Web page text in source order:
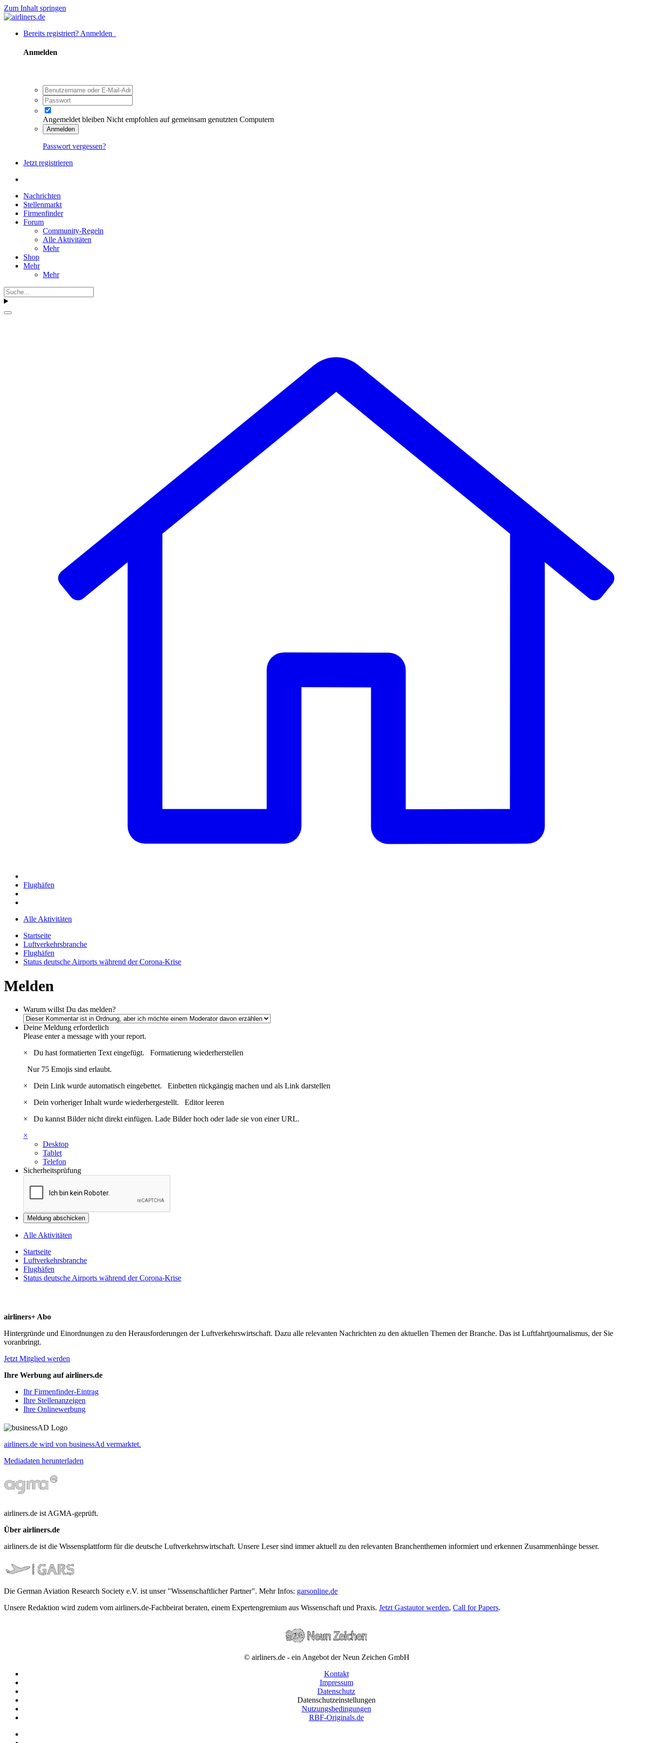
Zum Inhalt springen
Bereits registriert? Anmelden
Anmelden
Angemeldet bleiben Nicht empfohlen auf gemeinsam genutzten Computern
Anmelden
Passwort vergessen?
Jetzt registrieren
Nachrichten
Stellenmarkt
Firmenfinder
Forum
Community-Regeln
Alle Aktivitäten
Mehr
Shop
Mehr
Mehr
Flughäfen
Alle Aktivitäten
Startseite
Luftverkehrsbranche
Flughäfen
Status deutsche Airports während der Corona-Krise
Melden
Warum willst Du das melden?
Deine Meldung erforderlich
Please enter a message with your report.
×
Du hast formatierten Text eingefügt. Formatierung wiederherstellen
Nur 75 Emojis sind erlaubt.
×
Dein Link wurde automatisch eingebettet. Einbetten rückgängig machen und als Link darstellen
×
Dein vorheriger Inhalt wurde wiederhergestellt. Editor leeren
×
Du kannst Bilder nicht direkt einfügen. Lade Bilder hoch oder lade sie von einer URL.
×
Desktop
Tablet
Telefon
Sicherheitsprüfung
Meldung abschicken
Alle Aktivitäten
Startseite
Luftverkehrsbranche
Flughäfen
Status deutsche Airports während der Corona-Krise
airliners+ Abo
Hintergründe und Einordnungen zu den Herausforderungen der Luftverkehrswirtschaft. Dazu alle relevanten Nachrichten zu den aktuellen Themen der Branche. Das ist Luftfahrtjournalismus, der Sie
voranbringt.
Jetzt Mitglied werden
Ihre Werbung auf airliners.de
Ihr Firmenfinder-Eintrag
Ihre Stellenanzeigen
Ihre Onlinewerbung
airliners.de wird von businessAd vermarktet.
Mediadaten herunterladen
airliners.de ist AGMA-geprüft.
Über airliners.de
airliners.de ist die Wissensplattform für die deutsche Luftverkehrswirtschaft. Unsere Leser sind immer aktuell zu den relevanten Branchenthemen informiert und erkennen Zusammenhänge besser.
Die German Aviation Research Society e.V. ist unser "Wissenschaftlicher Partner". Mehr Infos: garsonline.de
Unsere Redaktion wird zudem vom airliners.de-Fachbeirat beraten, einem Expertengremium aus Wissenschaft und Praxis. Jetzt Gastautor werden, Call for Papers.
© airliners.de - ein Angebot der Neun Zeichen GmbH
Kontakt
Impressum
Datenschutz
Datenschutzeinstellungen
Nutzungsbedingungen
RBF-Originals.de